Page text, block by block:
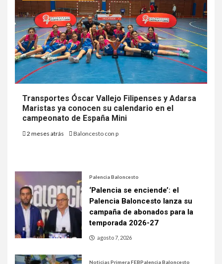
Transportes Óscar Vallejo Filipenses y Adarsa
Maristas ya conocen su calendario en el
campeonato de España Mini
2 meses atrás Baloncesto con p
Palencia Baloncesto
‘Palencia se enciende’: el
Palencia Baloncesto lanza su
campaña de abonados para la
temporada 2026-27
agosto 7, 2026
Noticias Primera FEBPalencia Baloncesto